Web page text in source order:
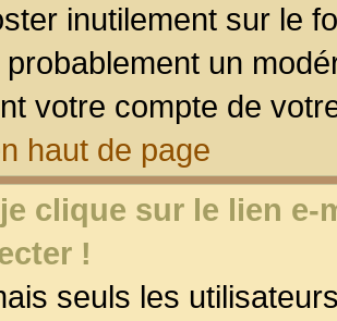
inutilement sur le
un
votre compte de
haut de page
clique sur le lien
!
seuls les